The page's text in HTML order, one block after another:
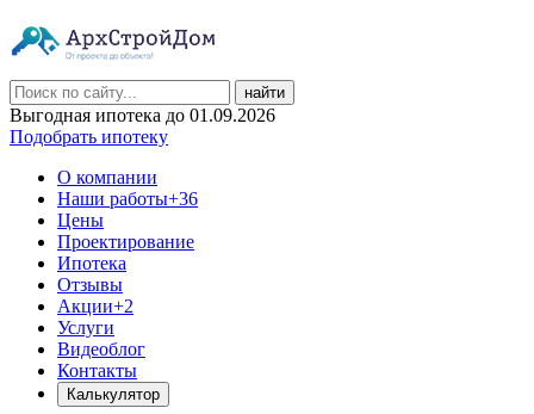
найти
Выгодная ипотека до 01.09.2026
Подобрать ипотеку
О компании
Наши работы+36
Цены
Проектирование
Ипотека
Отзывы
Акции+2
Услуги
Видеоблог
Контакты
Калькулятор